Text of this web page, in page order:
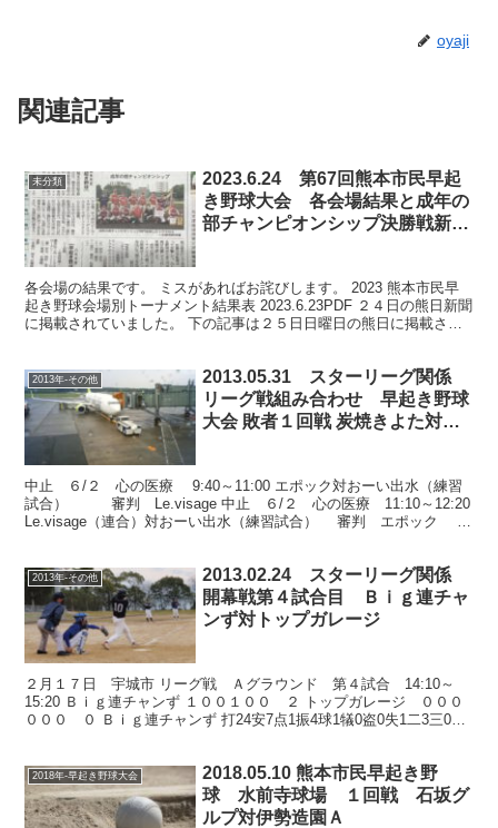
oyaji
関連記事
未分類
2023.6.24 第67回熊本市民早起
き野球大会 各会場結果と成年の
部チャンピオンシップ決勝戦新聞
各会場の結果です。 ミスがあればお詫びします。 2023 熊本市民早
起き野球会場別トーナメント結果表 2023.6.23PDF ２４日の熊日新聞
に掲載されていました。 下の記事は２５日日曜日の熊日に掲載され
2013年-その他
2013.05.31 スターリーグ関係
リーグ戦組み合わせ 早起き野球
大会 敗者１回戦 炭焼きよた対な
中止 ６/２ 心の医療 9:40～11:00 エポック対おーい出水（練習
試合） 審判 Le.visage 中止 ６/２ 心の医療 11:10～12:20
Le.visage（連合）対おーい出水（練習試合） 審判 エポック 予
2013年-その他
2013.02.24 スターリーグ関係
開幕戦第４試合目 Ｂｉｇ連チャ
ンず対トップガレージ
２月１７日 宇城市 リーグ戦 Ａグラウンド 第４試合 14:10～
15:20 Ｂｉｇ連チャンず １００１００ ２ トップガレージ ０００
０００ ０ Ｂｉｇ連チャンず 打24安7点1振4球1犠0盗0失1二3三0本
2018年-早起き野球大会
2018.05.10 熊本市民早起き野
球 水前寺球場 １回戦 石坂グ
ルプ対伊勢造園Ａ